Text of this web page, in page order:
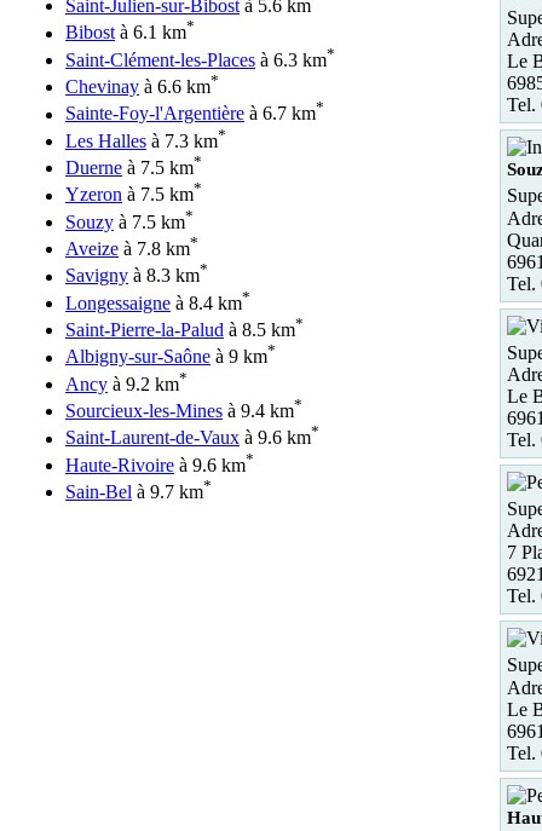
Saint-Julien-sur-Bibost à 5.6 km
Bibostà 6.1 km*
Saint-Clément-les-Places à 6.3 km*
Chevinay à 6.6 km*
Sainte-Foy-l'Argentière à 6.7 km*
Les Halles à 7.3 km*
Duerne à 7.5 km*
Yzeron à 7.5 km*
Souzy à 7.5 km*
Aveize à 7.8 km*
Savigny à 8.3 km*
Longessaigne à 8.4 km*
Saint-Pierre-la-Palud à 8.5 km*
Albigny-sur-Saône à 9 km*
Ancy à 9.2 km*
Sourcieux-les-Mines à 9.4 km*
Saint-Laurent-de-Vaux à 9.6 km*
Haute-Rivoire à 9.6 km*
Sain-Bel à 9.7 km*
Le
Tel.
Tel.
Le
Tel.
7
Tel.
Le
Tel.